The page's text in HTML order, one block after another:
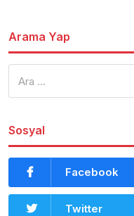
Arama Yap
Sosyal
Facebook
Twitter